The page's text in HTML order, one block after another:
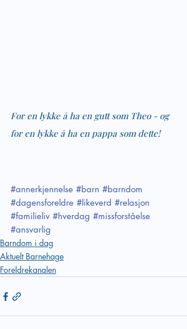
For en lykke å ha en gutt som Theo - og
for en lykke å ha en pappa som dette!
#annerkjennelse #barn #barndom
#dagensforeldre #likeverd #relasjon
#familieliv #hverdag #missforståelse
#ansvarlig
Barndom i dag
Aktuelt Barnehage
Foreldrekanalen